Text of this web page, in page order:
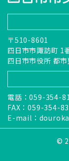
〒510-8601
四日市市諏訪町 1
四日市市役所 都
電話：059-354-
FAX：059-354-
E-mail：
©